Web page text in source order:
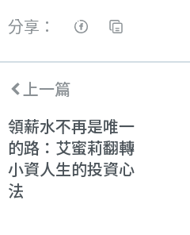
分享：
上一篇
領薪水不再是唯一
的路：艾蜜莉翻轉
小資人生的投資心
法